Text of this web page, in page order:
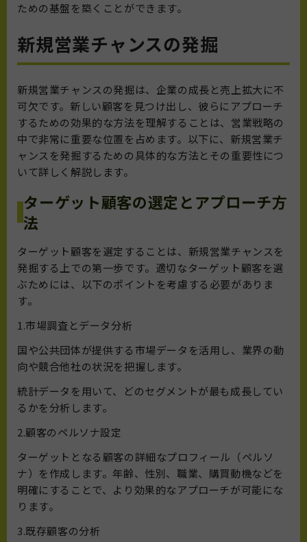
ための基盤を築くことができます。
新規営業チャンスの発掘
新規営業チャンスの発掘は、企業の成長と売上拡大に不
可欠です。新しい顧客を見つけ出し、彼らにアプローチ
するための効果的な方法を理解することは、営業戦略の
中で非常に重要な位置を占めます。以下に、新規営業チ
ャンスを発掘するための具体的な方法とその重要性につ
いて詳しく解説します。
ターゲット顧客の選定とアプローチ方
法
ターゲット顧客を選定することは、新規営業チャンスを
発掘する上での第一歩です。適切なターゲット顧客を選
ぶためには、以下のポイントを考慮する必要がありま
す。
1.市場調査とデータ分析
国や公共団体が提供する市場データを活用し、業界の動
向や競合他社の状況を把握します。
統計データを用いて、どのセグメントが最も成長してい
るかを分析します。
2.顧客のペルソナ設定
ターゲットとなる顧客の詳細なプロフィール（ペルソ
ナ）を作成します。年齢、性別、職業、購買動機などを
明確にすることで、より効果的なアプローチが可能にな
ります。
3.既存顧客の分析